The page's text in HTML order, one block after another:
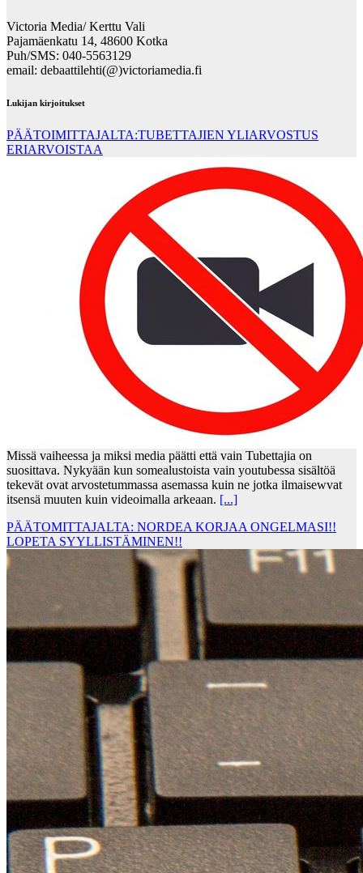
Victoria Media/ Kerttu Vali
Pajamäenkatu 14, 48600 Kotka
Puh/SMS: 040-5563129
email: debaattilehti(@)victoriamedia.fi
Lukijan kirjoitukset
PÄÄTOIMITTAJALTA:TUBETTAJIEN YLIARVOSTUS
ERIARVOISTAA
Missä vaiheessa ja miksi media päätti että vain Tubettajia on
suosittava. Nykyään kun somealustoista vain youtubessa sisältöä
tekevät ovat arvostetummassa asemassa kuin ne jotka ilmaisewvat
itsensä muuten kuin videoimalla arkeaan. [...]
PÄÄTOMITTAJALTA: NORDEA KORJAA ONGELMASI!!
LOPETA SYYLLISTÄMINEN!!